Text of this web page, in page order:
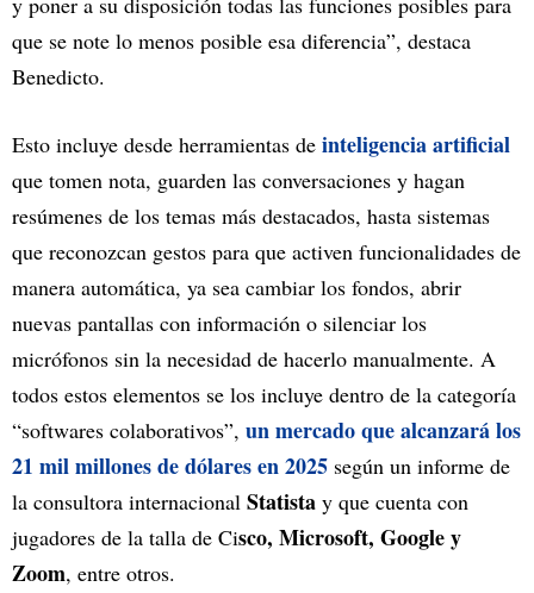
que se note lo menos posible esa diferencia”, destaca
Benedicto.
Esto incluye desde herramientas de inteligencia artificial
que tomen nota, guarden las conversaciones y hagan
resúmenes de los temas más destacados, hasta sistemas
que reconozcan gestos para que activen funcionalidades de
manera automática, ya sea cambiar los fondos, abrir
nuevas pantallas con información o silenciar los
micrófonos sin la necesidad de hacerlo manualmente. A
todos estos elementos se los incluye dentro de la categoría
“softwares colaborativos”, un mercado que alcanzará los
21 mil millones de dólares en 2025 según un informe de
la consultora internacional Statista y que cuenta con
jugadores de la talla de Cisco, Microsoft, Google y
Zoom, entre otros.